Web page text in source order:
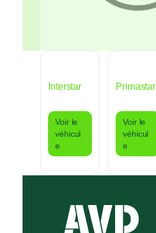
Interstar
Voir le
véhicul
e
Primastar
Voir le
véhicul
e